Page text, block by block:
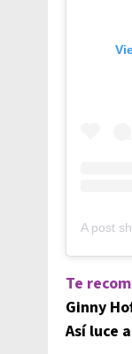
Te
Ginny
Así luce